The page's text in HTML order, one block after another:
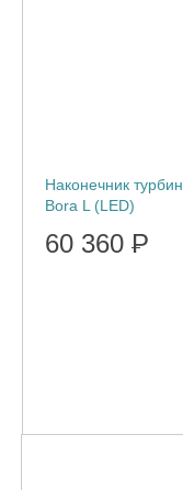
Наконечник
Bora L (LED)
60 360 Р